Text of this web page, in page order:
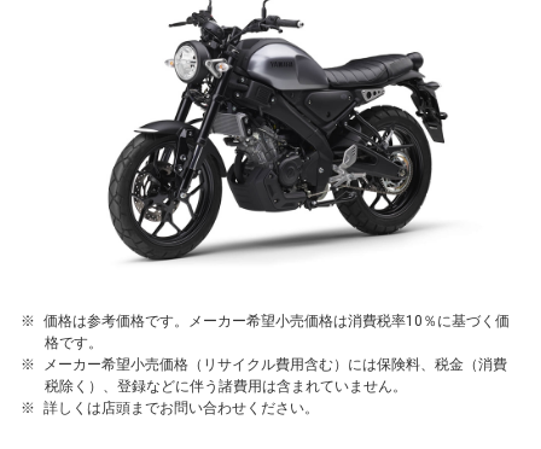
価格は参考価格です。メーカー希望小売価格は消費税率10％に基づく価
格です。
メーカー希望小売価格（リサイクル費用含む）には保険料、税金（消費
税除く）、登録などに伴う諸費用は含まれていません。
詳しくは店頭までお問い合わせください。